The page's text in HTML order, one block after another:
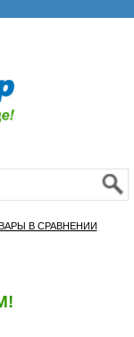
В СРАВНЕНИИ